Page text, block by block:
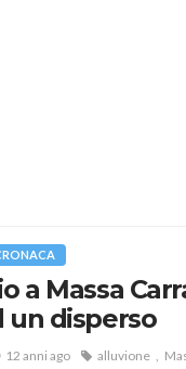
a Massa
un disperso
12 anni ago alluvione